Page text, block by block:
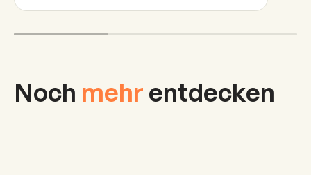
Noch mehr entdecken